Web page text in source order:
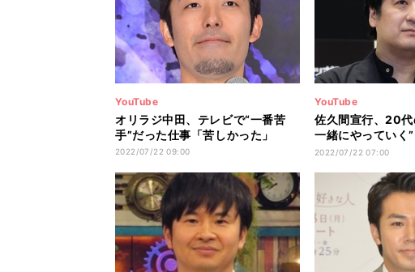
YouTube
オリラジ中田、テレビで“一番苦
手”だった仕事「苦しかった」
2022/07/22 09:00
YouTube
佐久間宣行、20代
一緒にやっていく
告白
2022/07/22 07:00